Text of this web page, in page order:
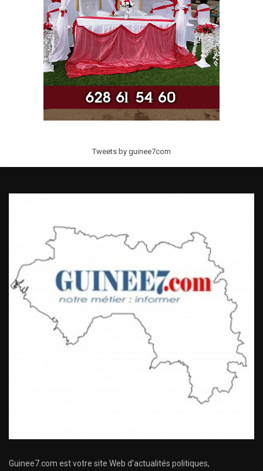
Tweets by guinee7com
Guinee7.com est votre site Web d'actualités politiques,